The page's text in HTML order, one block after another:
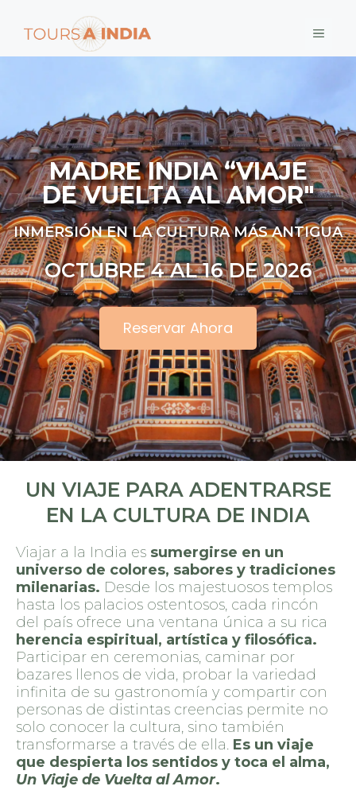
MADRE INDIA “VIAJE
DE VUELTA AL AMOR"
INMERSIÓN EN LA CULTURA MÁS ANTIGUA
OCTUBRE 4 AL 16 DE 2026
Reservar Ahora
UN VIAJE PARA ADENTRARSE
EN LA CULTURA DE INDIA
Viajar a la India es sumergirse en un
universo de colores, sabores y tradiciones
milenarias. Desde los majestuosos templos
hasta los palacios ostentosos, cada rincón
del país ofrece una ventana única a su rica
herencia espiritual, artística y filosófica.
Participar en ceremonias, caminar por
bazares llenos de vida, probar la variedad
infinita de su gastronomía y compartir con
personas de distintas creencias permite no
solo conocer la cultura, sino también
transformarse a través de ella. Es un viaje
que despierta los sentidos y toca el alma,
Un Viaje de Vuelta al Amor.